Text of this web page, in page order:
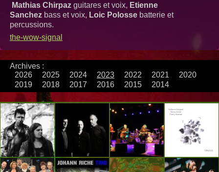
Mathias Chirpaz guitares et voix, Etienne
Sanchez bass et voix, Loic Polosse batterie et
percussions.
the-wow-signal
Archives :
2026
2025 2024 2023 2022 2021
2020
2019
2018 2017 2016 2015 2014